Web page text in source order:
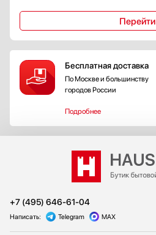
Перейти
Бесплатная доставка
По Москве и большинству
городов России
Подробнее
+7 (495) 646-61-04
Написать: Telegram MAX